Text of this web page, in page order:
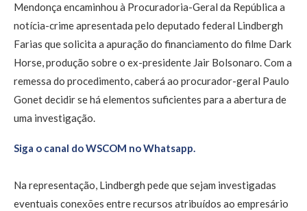
Mendonça encaminhou à Procuradoria-Geral da República a
notícia-crime apresentada pelo deputado federal Lindbergh
Farias que solicita a apuração do financiamento do filme Dark
Horse, produção sobre o ex-presidente Jair Bolsonaro. Com a
remessa do procedimento, caberá ao procurador-geral Paulo
Gonet decidir se há elementos suficientes para a abertura de
uma investigação.
Siga o canal do WSCOM no Whatsapp.
Na representação, Lindbergh pede que sejam investigadas
eventuais conexões entre recursos atribuídos ao empresário